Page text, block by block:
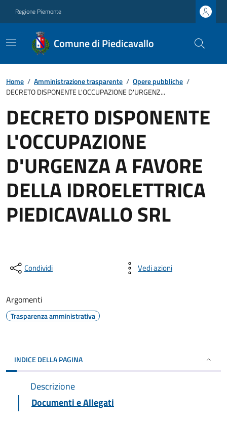
Regione Piemonte
Comune di Piedicavallo
Home / Amministrazione trasparente / Opere pubbliche /
DECRETO DISPONENTE L'OCCUPAZIONE D'URGENZ...
DECRETO DISPONENTE
L'OCCUPAZIONE
D'URGENZA A FAVORE
DELLA IDROELETTRICA
PIEDICAVALLO SRL
Condividi Vedi azioni
Argomenti
Trasparenza amministrativa
INDICE DELLA PAGINA
Descrizione
Documenti e Allegati